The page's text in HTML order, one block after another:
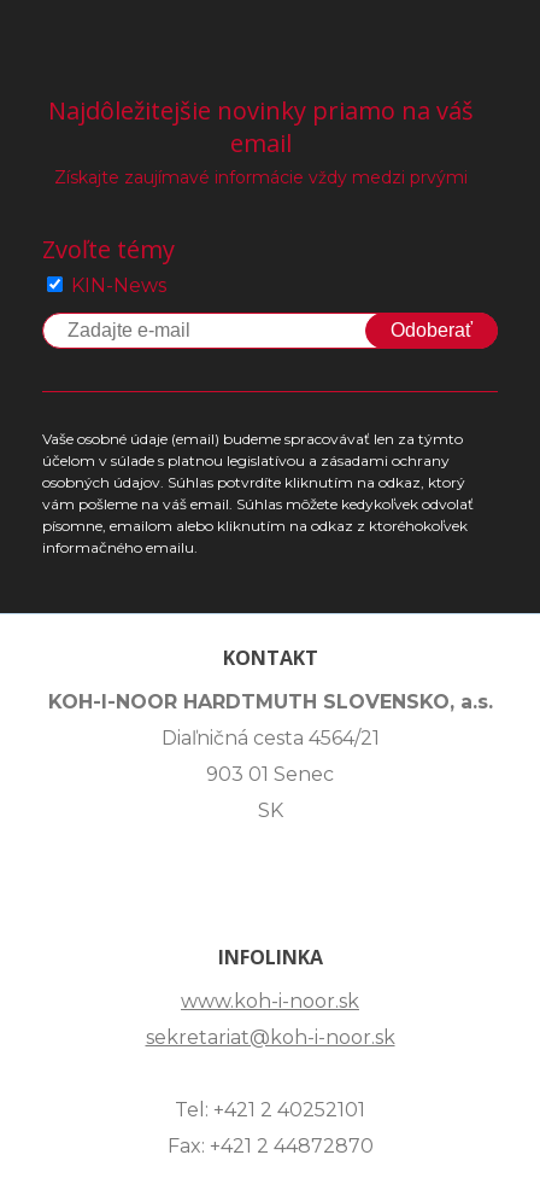
Najdôležitejšie novinky priamo na váš
email
Získajte zaujímavé informácie vždy medzi prvými
Zvoľte témy
KIN-News
Odoberať
Vaše osobné údaje (email) budeme spracovávať len za týmto
účelom v súlade s platnou legislatívou a zásadami ochrany
osobných údajov. Súhlas potvrdíte kliknutím na odkaz, ktorý
vám pošleme na váš email. Súhlas môžete kedykoľvek odvolať
písomne, emailom alebo kliknutím na odkaz z ktoréhokoľvek
informačného emailu.
KONTAKT
KOH-I-NOOR HARDTMUTH SLOVENSKO, a.s.
Diaľničná cesta 4564/21
903 01 Senec
SK
INFOLINKA
www.koh-i-noor.sk
sekretariat@koh-i-noor.sk
Tel: +421 2 40252101
Fax: +421 2 44872870